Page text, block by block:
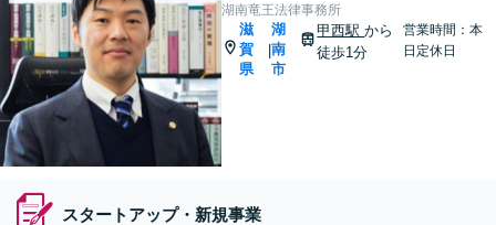
湖南竜王法律事務所
滋
賀
県
|
湖
南
市
甲西駅から
徒歩1分
営業時間：本
日定休日
スタートアップ・新規事業